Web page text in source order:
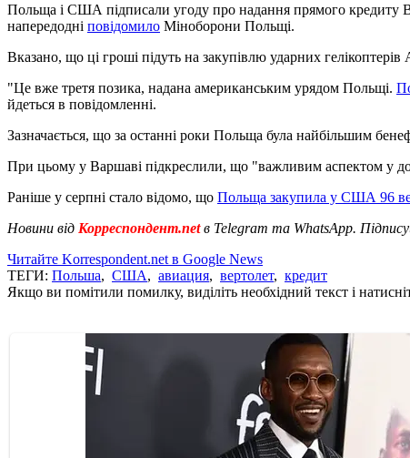
Польща і США підписали угоду про надання прямого кредиту
напередодні повідомило Міноборони Польщі.
Вказано, що ці гроші підуть на закупівлю ударних
"Це вже третя позика, надана американським урядом Польщі.
йдеться в повідомленні.
Зазначається, що за останні роки Польща була найбільшим
При цьому у Варшаві підкреслили, що "важливим аспектом у
Раніше у серпні стало відомо, що Польща закупила у США 96
Новини від Корреспондент.netв Telegram та WhatsApp.
Читайте Korrespondent.net в Google News
ТЕГИ: Польша, США, авиация, вертолет, кредит
Якщо ви помітили помилку, виділіть необхідний текст і